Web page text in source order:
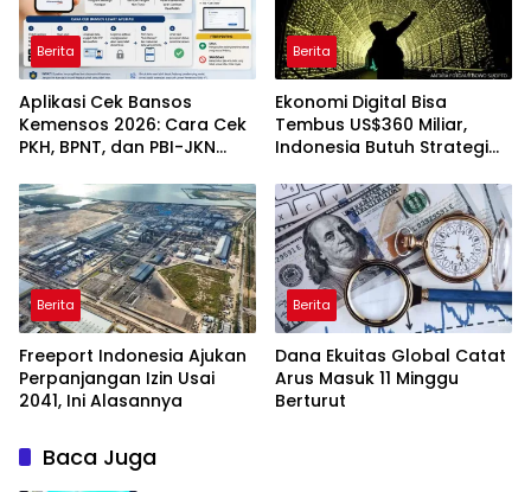
Berita
Aplikasi Cek Bansos
Kemensos 2026: Cara Cek
PKH, BPNT, dan PBI-JKN
Berita
Ekonomi Digital Bisa
Tembus US$360 Miliar,
Indonesia Butuh Strategi
Berita
Freeport Indonesia Ajukan
Perpanjangan Izin Usai
2041, Ini Alasannya
Berita
Dana Ekuitas Global Catat
Arus Masuk 11 Minggu
Berturut
Baca Juga